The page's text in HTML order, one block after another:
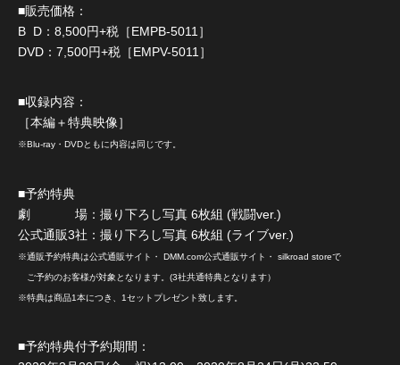
■販売価格：
B D：8,500円+税［EMPB-5011］
DVD：7,500円+税［EMPV-5011］
■収録内容：
［本編＋特典映像］
※Blu-ray・DVDともに内容は同じです。
■予約特典
劇 場：撮り下ろし写真 6枚組 (戦闘ver.)
公式通販3社：撮り下ろし写真 6枚組 (ライブver.)
※通販予約特典は公式通販サイト・ DMM.com公式通販サイト・ silkroad storeで
ご予約のお客様が対象となります。(3社共通特典となります）
※特典は商品1本につき、1セットプレゼント致します。
■予約特典付予約期間：